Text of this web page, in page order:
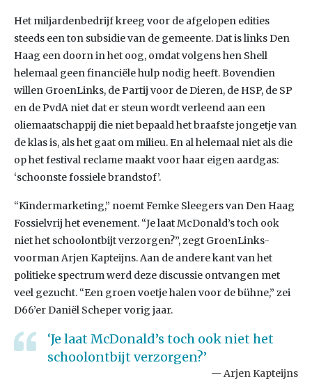
Het miljardenbedrijf kreeg voor de afgelopen edities
steeds een ton subsidie van de gemeente. Dat is links Den
Haag een doorn in het oog, omdat volgens hen Shell
helemaal geen financiële hulp nodig heeft. Bovendien
willen GroenLinks, de Partij voor de Dieren, de HSP, de SP
en de PvdA niet dat er steun wordt verleend aan een
oliemaatschappij die niet bepaald het braafste jongetje van
de klas is, als het gaat om milieu. En al helemaal niet als die
op het festival reclame maakt voor haar eigen aardgas:
‘schoonste fossiele brandstof’.
“Kindermarketing,” noemt Femke Sleegers van Den Haag
Fossielvrij het evenement. “Je laat McDonald’s toch ook
niet het schoolontbijt verzorgen?”, zegt GroenLinks-
voorman Arjen Kapteijns. Aan de andere kant van het
politieke spectrum werd deze discussie ontvangen met
veel gezucht. “Een groen voetje halen voor de bühne,” zei
D66’er Daniël Scheper vorig jaar.
‘Je laat McDonald’s toch ook niet het
schoolontbijt verzorgen?’
Arjen Kapteijns